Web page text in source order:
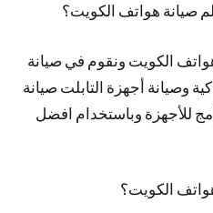
صيانة هواتف الكويت؟
الكويت ونقوم في صيانة
وصيانة أجهزة التابلت صيانة
للأجهزة وباستخدام افضل
الكويت؟